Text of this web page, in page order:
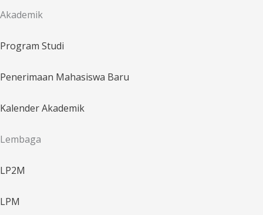
Akademik
Program Studi
Penerimaan Mahasiswa Baru
Kalender Akademik
Lembaga
LP2M
LPM